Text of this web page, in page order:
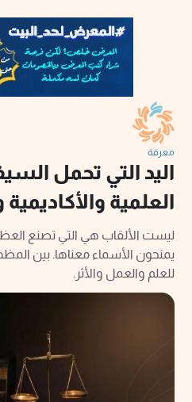
معرفة
اليد التي تحمل
العلمية
ليست الألقاب هي التي تصنع
يمنحون الأسماء معناها. بين
للعلم والعمل والأثر.